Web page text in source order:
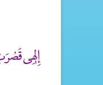
إِلٰهِى